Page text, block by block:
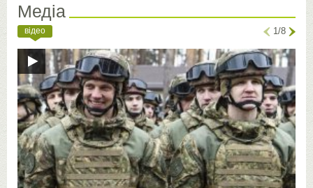
Медіа
відео 1/8